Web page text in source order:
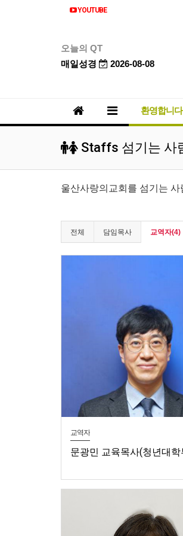
YOUTUBE
오늘의 QT
매일성경
2026-08-08
환영합니다
Staffs 섬기는 사
울산사랑의교회를 섬기는 사
전체 담임목사 교역자(4)
교역자
문광민 교육목사(청년대학